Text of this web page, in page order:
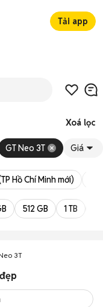
Tải app
Xoá lọc
GT Neo 3T Giá
Hồ Chí Minh mới)
512 GB 1 TB
3T